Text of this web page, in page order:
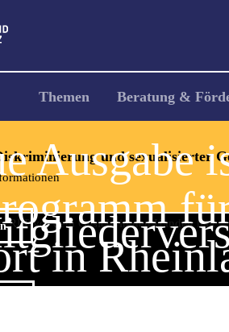
Themen Beratung &
und sexualisierter
Ausgabe
in